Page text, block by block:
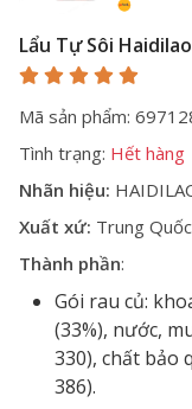
Lẩu Tự Sôi
Mã sản phẩm:
Tình trạng: Hết hàng
Nhãn hiệu:
Xuất xứ: Trung Quốc
Thành phần:
Gói rau củ:
(33%), nước,
330), chất bảo
386).